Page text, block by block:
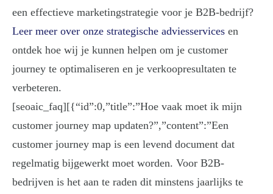
een effectieve marketingstrategie voor je B2B-bedrijf?
Leer meer over onze strategische adviesservices en
ontdek hoe wij je kunnen helpen om je customer
journey te optimaliseren en je verkoopresultaten te
verbeteren.
[seoaic_faq][{“id”:0,”title”:”Hoe vaak moet ik mijn
customer journey map updaten?”,”content”:”Een
customer journey map is een levend document dat
regelmatig bijgewerkt moet worden. Voor B2B-
bedrijven is het aan te raden dit minstens jaarlijks te